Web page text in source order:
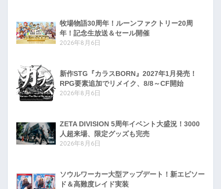
牧場物語30周年！ルーンファクトリー20周
年！記念生放送＆セール開催
2026年8月6日
新作STG『カラスBORN』2027年1月発売！
RPG要素追加でリメイク、8/8～CF開始
2026年8月6日
ZETA DIVISION 5周年イベント大盛況！3000
人超来場、限定グッズも完売
2026年8月6日
ソウルワーカー大型アップデート！新エピソー
ド＆高難度レイド実装